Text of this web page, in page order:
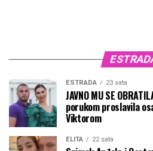
ESTRADA 23 sata
JAVNO MU SE
porukom proslavila
Viktorom
ELITA 22 sata